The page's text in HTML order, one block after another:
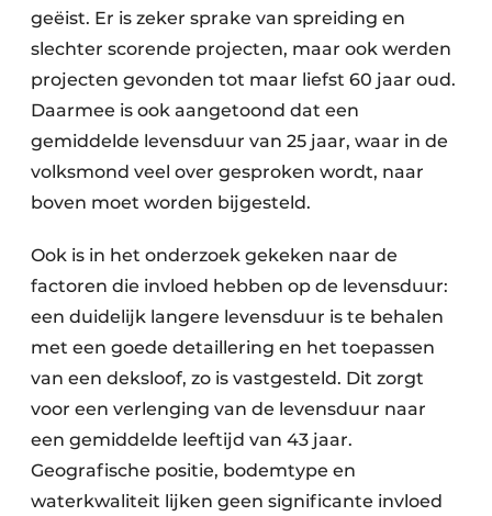
geëist. Er is zeker sprake van spreiding en
slechter scorende projecten, maar ook werden
projecten gevonden tot maar liefst 60 jaar oud.
Daarmee is ook aangetoond dat een
gemiddelde levensduur van 25 jaar, waar in de
volksmond veel over gesproken wordt, naar
boven moet worden bijgesteld.
Ook is in het onderzoek gekeken naar de
factoren die invloed hebben op de levensduur:
een duidelijk langere levensduur is te behalen
met een goede detaillering en het toepassen
van een deksloof, zo is vastgesteld. Dit zorgt
voor een verlenging van de levensduur naar
een gemiddelde leeftijd van 43 jaar.
Geografische positie, bodemtype en
waterkwaliteit lijken geen significante invloed